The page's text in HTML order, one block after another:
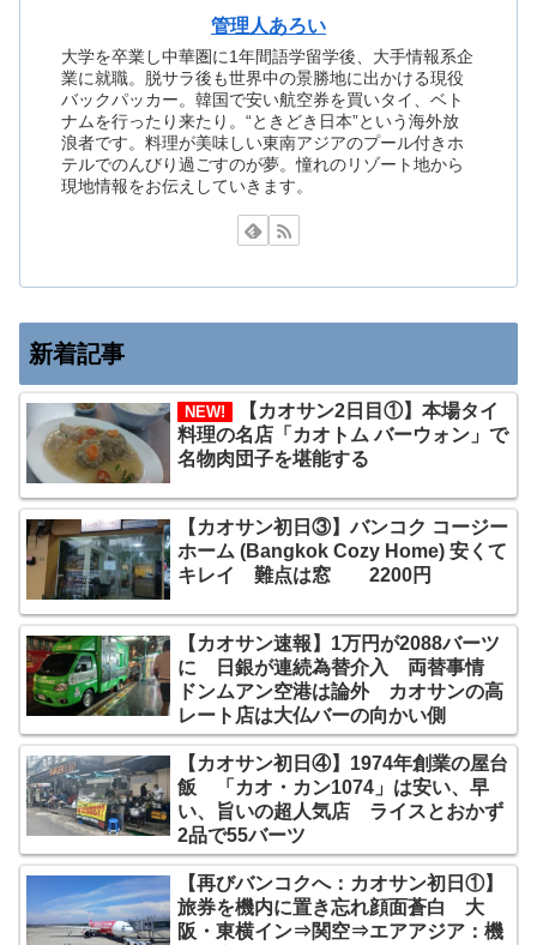
管理人あろい
大学を卒業し中華圏に1年間語学留学後、大手情報系企
業に就職。脱サラ後も世界中の景勝地に出かける現役
バックパッカー。韓国で安い航空券を買いタイ、ベト
ナムを行ったり来たり。“ときどき日本”という海外放
浪者です。料理が美味しい東南アジアのプール付きホ
テルでのんびり過ごすのが夢。憧れのリゾート地から
現地情報をお伝えしていきます。
新着記事
NEW!
【カオサン2日目①】本場タイ
料理の名店「カオトム バーウォン」で
名物肉団子を堪能する
【カオサン初日③】バンコク コージー
ホーム (Bangkok Cozy Home) 安くて
キレイ 難点は窓 2200円
【カオサン速報】1万円が2088バーツ
に 日銀が連続為替介入 両替事情
ドンムアン空港は論外 カオサンの高
レート店は大仏バーの向かい側
【カオサン初日④】1974年創業の屋台
飯 「カオ・カン1074」は安い、早
い、旨いの超人気店 ライスとおかず
2品で55バーツ
【再びバンコクへ：カオサン初日①】
旅券を機内に置き忘れ顔面蒼白 大
阪・東横イン⇒関空⇒エアアジア：機